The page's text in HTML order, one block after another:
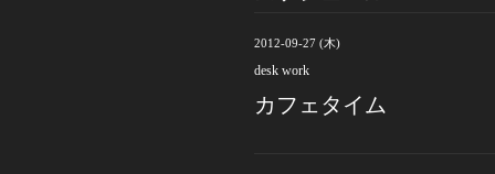
2012-09-27 (木)
desk work
カフェタイム